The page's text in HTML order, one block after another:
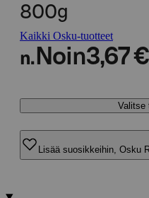
800g
Kaikki Osku-tuotteet
n. Noin3,67 €
Valitse
Lisää suosikkeihin, Osku